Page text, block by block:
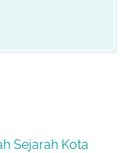
Sejarah Kota